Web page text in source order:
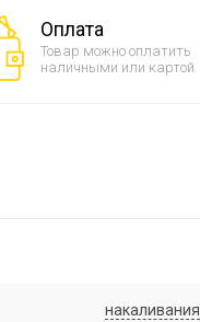
Оплата
Товар можно оплатить
наличными или картой
накаливания